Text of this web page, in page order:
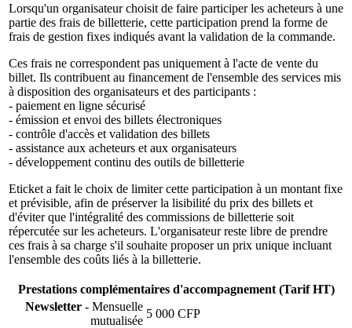
Lorsqu'un organisateur choisit de faire participer les acheteurs à une
partie des frais de billetterie, cette participation prend la forme de
frais de gestion fixes indiqués avant la validation de la commande.
Ces frais ne correspondent pas uniquement à l'acte de vente du
billet. Ils contribuent au financement de l'ensemble des services mis
à disposition des organisateurs et des participants :
- paiement en ligne sécurisé
- émission et envoi des billets électroniques
- contrôle d'accès et validation des billets
- assistance aux acheteurs et aux organisateurs
- développement continu des outils de billetterie
Eticket a fait le choix de limiter cette participation à un montant fixe
et prévisible, afin de préserver la lisibilité du prix des billets et
d'éviter que l'intégralité des commissions de billetterie soit
répercutée sur les acheteurs. L'organisateur reste libre de prendre
ces frais à sa charge s'il souhaite proposer un prix unique incluant
l'ensemble des coûts liés à la billetterie.
Prestations complémentaires d'accompagnement (Tarif HT)
Newsletter - Mensuelle
mutualisée
5 000 CFP